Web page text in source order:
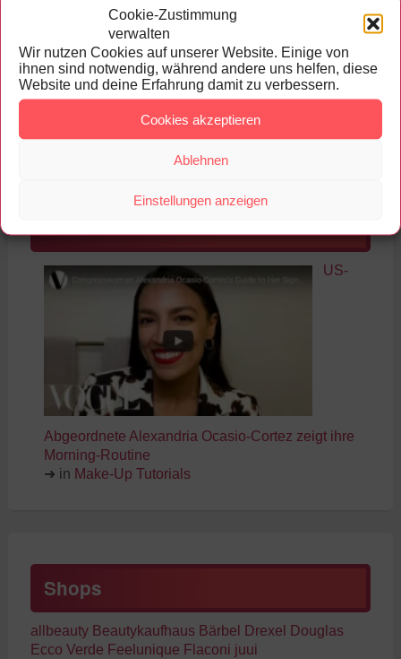
Cookie-Zustimmung
verwalten
Wir nutzen Cookies auf unserer Website. Einige von
ihnen sind notwendig, während andere uns helfen, diese
Website und deine Erfahrung damit zu verbessern.
Cookies akzeptieren
Ablehnen
Einstellungen anzeigen
Make-Up Tutorials, Reviews und
News
US-
Abgeordnete Alexandria Ocasio-Cortez zeigt ihre
Morning-Routine
➜ in Make-Up Tutorials
Shops
allbeauty Beautykaufhaus Bärbel Drexel
Douglas
Ecco Verde Feelunique Flaconi juui